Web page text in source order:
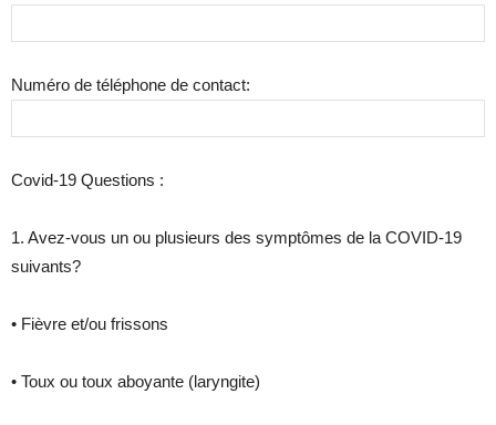
Numéro de téléphone de contact:
Covid-19 Questions :
1. Avez-vous un ou plusieurs des symptômes de la COVID-19
suivants?
• Fièvre et/ou frissons
• Toux ou toux aboyante (laryngite)